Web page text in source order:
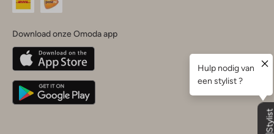
Nederland
Belgique(Français)
Deutschland
Download onze Omoda app